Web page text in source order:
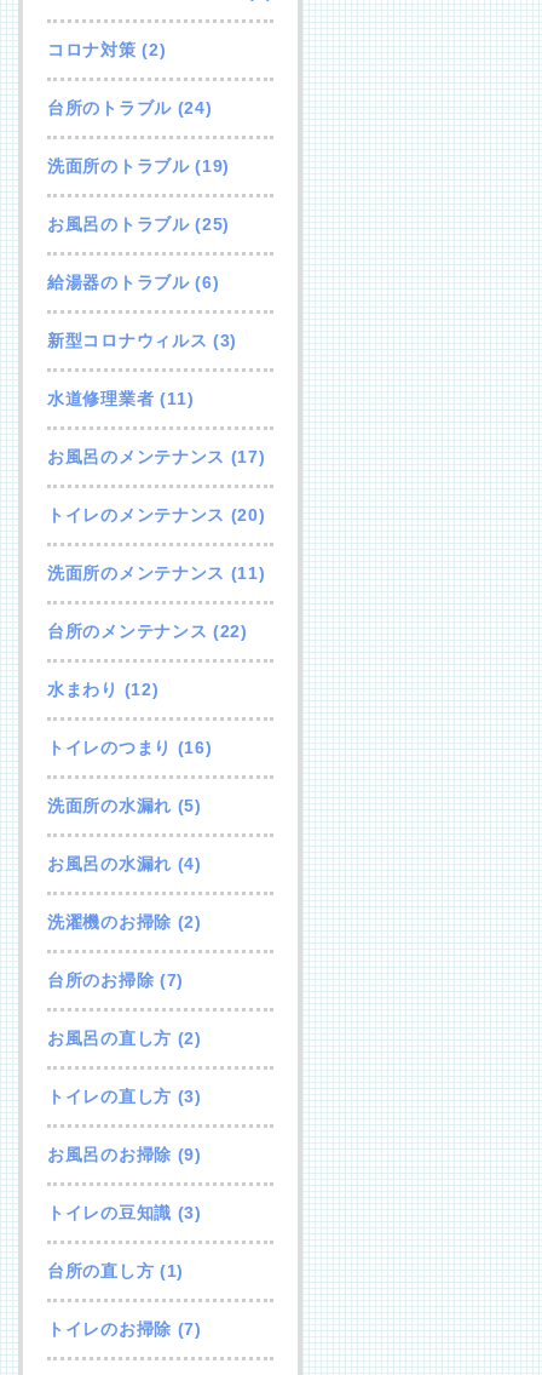
コロナ対策 (2)
台所のトラブル(24)
洗面所のトラブル(19)
お風呂のトラブル(25)
給湯器のトラブル(6)
新型コロナウィルス (3)
水道修理業者 (11)
お風呂のメンテナンス (17)
トイレのメンテナンス (20)
洗面所のメンテナンス (11)
台所のメンテナンス (22)
水まわり (12)
トイレのつまり (16)
洗面所の水漏れ (5)
お風呂の水漏れ (4)
洗濯機のお掃除 (2)
台所のお掃除 (7)
お風呂の直し方 (2)
トイレの直し方 (3)
お風呂のお掃除 (9)
トイレの豆知識 (3)
台所の直し方 (1)
トイレのお掃除 (7)